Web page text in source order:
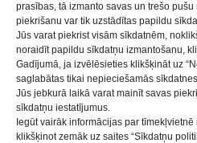
prasības, tā izmanto savas un trešo
piekrišanu var tik uzstādītas papildu
Jūs varat piekrist visām sīkdatnēm,
noraidīt papildu sīkdatņu izmantošanu,
Gadījumā, ja izvēlēsieties klikšķināt uz
saglabātas tikai nepieciešamās
Jūs jebkurā laikā varat mainīt savas
sīkdatņu iestatījumus.
Iegūt vairāk informācijas par
klikšķinot zemāk uz saites “Sīkdatņu
Remtē noticis Saldus
forums 2024